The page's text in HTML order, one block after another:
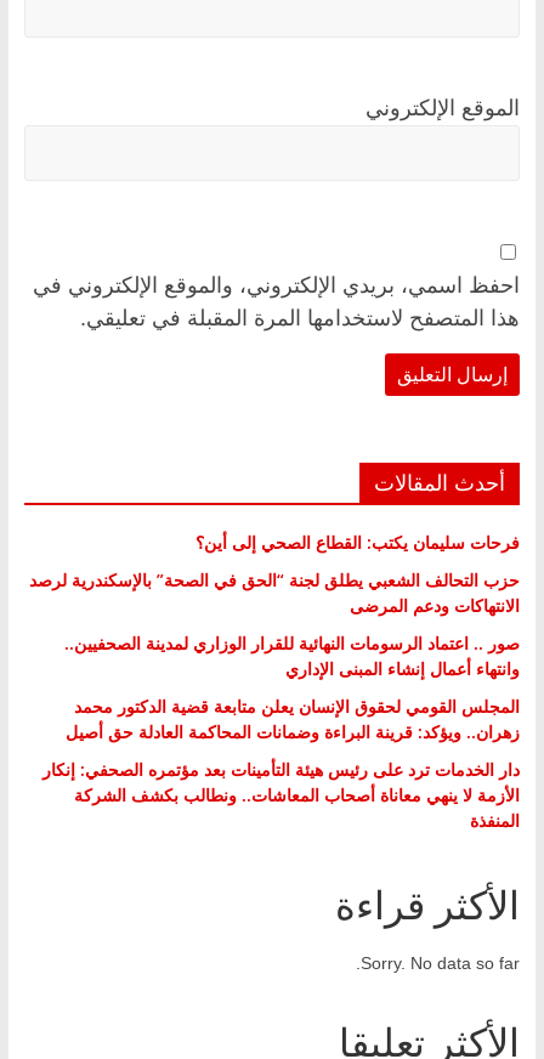
الموقع الإلكتروني
احفظ اسمي، بريدي الإلكتروني، والموقع الإلكتروني في
هذا المتصفح لاستخدامها المرة المقبلة في تعليقي.
أحدث المقالات
فرحات سليمان يكتب: القطاع الصحي إلى أين؟
حزب التحالف الشعبي يطلق لجنة “الحق في الصحة” بالإسكندرية لرصد
الانتهاكات ودعم المرضى
صور .. اعتماد الرسومات النهائية للقرار الوزاري لمدينة الصحفيين..
وانتهاء أعمال إنشاء المبنى الإداري
المجلس القومي لحقوق الإنسان يعلن متابعة قضية الدكتور محمد
زهران.. ويؤكد: قرينة البراءة وضمانات المحاكمة العادلة حق أصيل
دار الخدمات ترد على رئيس هيئة التأمينات بعد مؤتمره الصحفي: إنكار
الأزمة لا ينهي معاناة أصحاب المعاشات.. ونطالب بكشف الشركة
المنفذة
الأكثر قراءة
Sorry. No data so far.
الأكثر تعليقا